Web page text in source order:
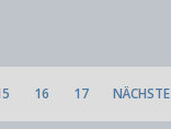
16 17 NÄCHSTE